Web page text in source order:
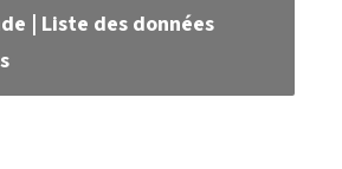
| Liste des données